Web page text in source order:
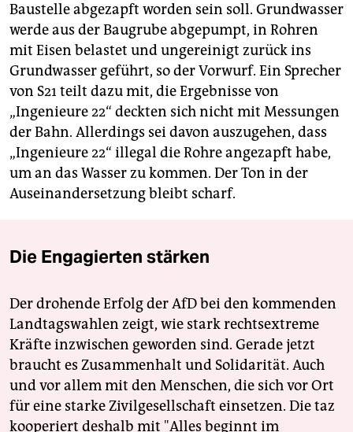
Baustelle abgezapft worden sein soll. Grundwasser
werde aus der Baugrube abgepumpt, in Rohren
mit Eisen belastet und ungereinigt zurück ins
Grundwasser geführt, so der Vorwurf. Ein Sprecher
von S21 teilt dazu mit, die Ergebnisse von
„Ingenieure 22“ deckten sich nicht mit Messungen
der Bahn. Allerdings sei davon auszugehen, dass
„Ingenieure 22“ illegal die Rohre angezapft habe,
um an das Wasser zu kommen. Der Ton in der
Auseinandersetzung bleibt scharf.
Die Engagierten stärken
Der drohende Erfolg der AfD bei den kommenden
Landtagswahlen zeigt, wie stark rechtsextreme
Kräfte inzwischen geworden sind. Gerade jetzt
braucht es Zusammenhalt und Solidarität. Auch
und vor allem mit den Menschen, die sich vor Ort
für eine starke Zivilgesellschaft einsetzen. Die taz
kooperiert deshalb mit "Alles beginnt im